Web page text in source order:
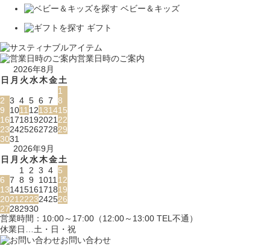
ベビー＆キッズ
ギフト
営業日時のご案内
2026年8月
日 月 火水木金土
1
2 3 4 5 6 7 8
9
101112131415
16171819202122
23242526272829
3031
2026年9月
日 月 火水木金土
1 2 3 4 5
6 7 8 9 101112
13141516171819
20212223242526
27282930
営業時間：10:00～17:00（12:00～13:00 TEL不通）
休業日…土・日・祝
お問い合わせ